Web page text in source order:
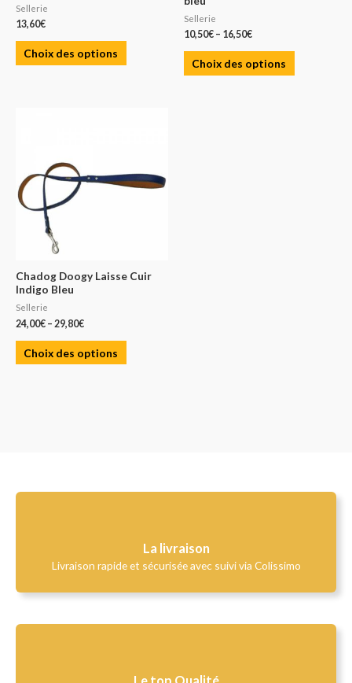
Sellerie
13,60€
Choix des options
Sellerie
10,50€ – 16,50€
Choix des options
Chadog Doogy Laisse Cuir
Indigo Bleu
Sellerie
24,00€ – 29,80€
Choix des options
La livraison
Livraison rapide et sécurisée avec suivi via Colissimo